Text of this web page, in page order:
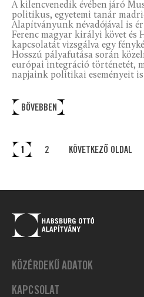
A kilencvenedik évében járó
politikus, egyetemi tanár
Alapítványunk névadójával is
Ferenc magyar királyi követ és
kapcsolatát vizsgálva egy
Hosszú pályafutása során
európai integráció történetét,
napjaink politikai eseményeit
BŐVEBBEN
1 2 KÖVETKEZŐ OLDAL
KÖZÉRDEKŰ ADATOK
KAPCSOLAT